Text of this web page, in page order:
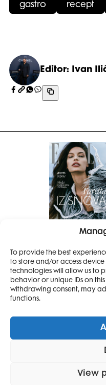
To provide the best
to store and/or access
technologies will allow us to
behavior or unique IDs on
withdrawing consent, may
functions.
View
gastro recept
Editor: Ivan
Pretplati
Elle ProjectsElle Beauty